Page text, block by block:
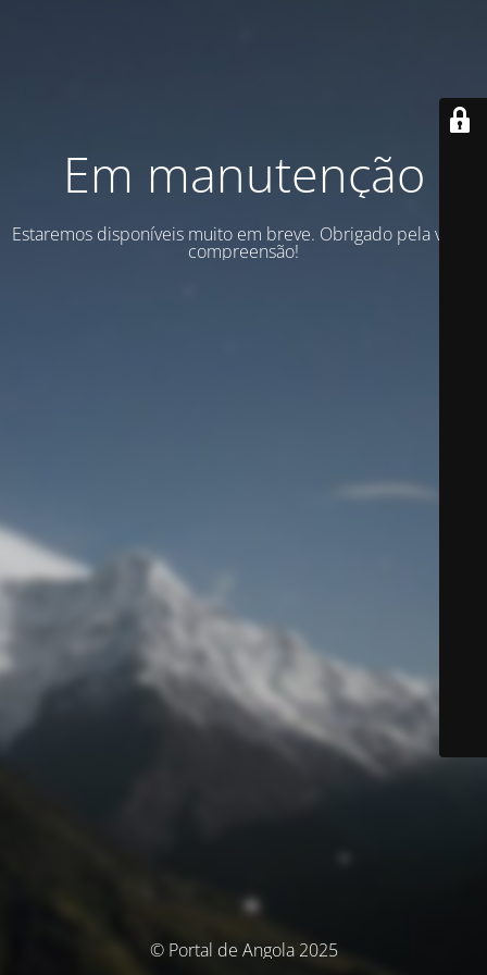
Em manutenção
Estaremos disponíveis muito em breve. Obrigado pela vossa
compreensão!
© Portal de Angola 2025